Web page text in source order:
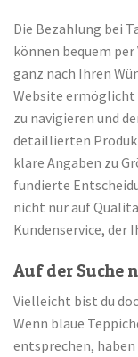
Die Bezahlung bei
können bequem
ganz nach Ihren
Website ermöglicht
zu navigieren und
detaillierten
klare Angaben zu
fundierte
nicht nur auf
Kundenservice,
Auf der Suche
Vielleicht bist du
Wenn blaue
entsprechen, haben